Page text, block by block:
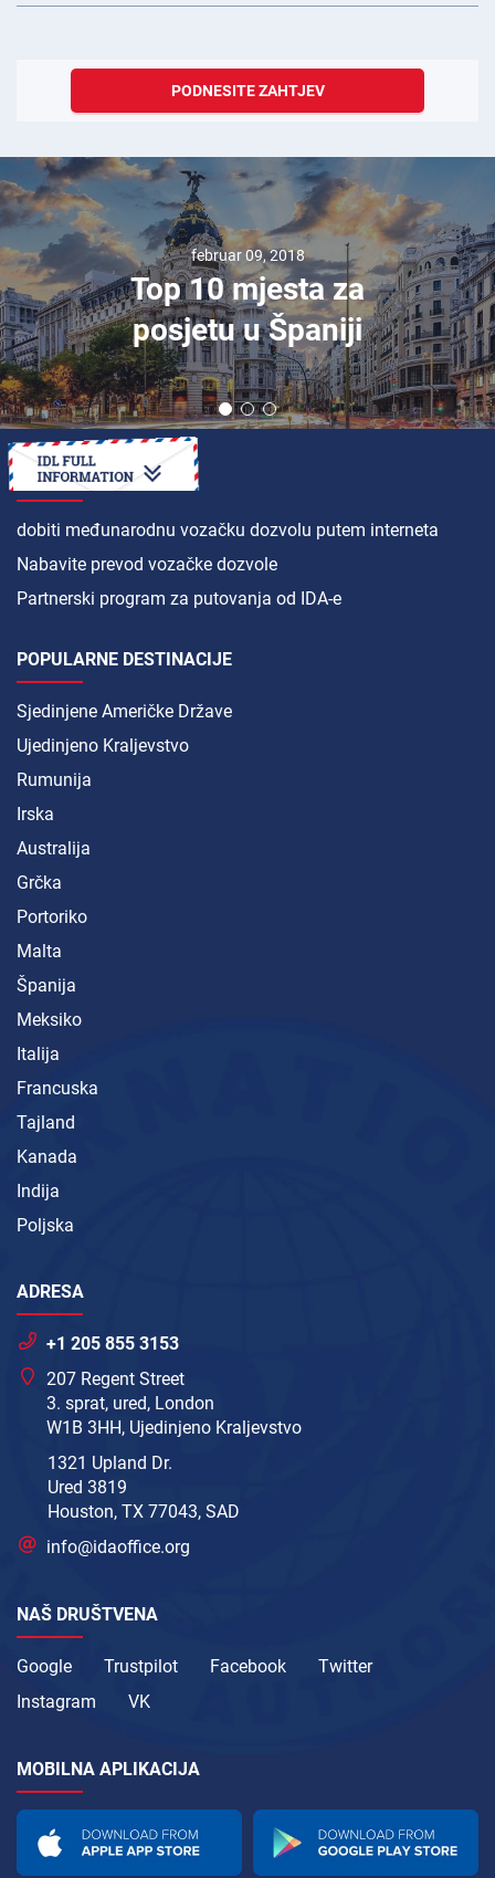
PODNESITE ZAHTJEV
februar 09, 2018
Top 10 mjesta za
posjetu u Španiji
KAKO
dobiti međunarodnu vozačku dozvolu putem interneta
Nabavite prevod vozačke dozvole
Partnerski program za putovanja od IDA-e
POPULARNE DESTINACIJE
Sjedinjene Američke Države
Ujedinjeno Kraljevstvo
Rumunija
Irska
Australija
Grčka
Portoriko
Malta
Španija
Meksiko
Italija
Francuska
Tajland
Kanada
Indija
Poljska
ADRESA
+1 205 855 3153
207 Regent Street
3. sprat, ured, London
W1B 3HH, Ujedinjeno Kraljevstvo
1321 Upland Dr.
Ured 3819
Houston, TX 77043, SAD
info@idaoffice.org
NAŠ DRUŠTVENA
Google Trustpilot Facebook
Twitter
Instagram
VK
MOBILNA APLIKACIJA